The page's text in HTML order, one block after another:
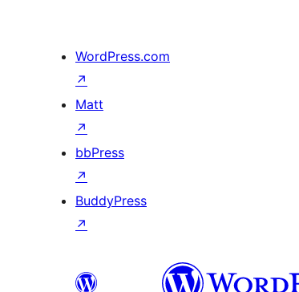
WordPress.com
↗
Matt
↗
bbPress
↗
BuddyPress
↗